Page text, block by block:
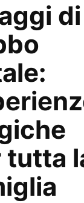
di
tutta